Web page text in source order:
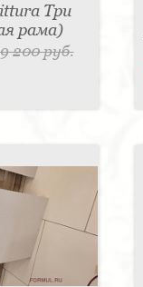
Три
рама)
200 руб.